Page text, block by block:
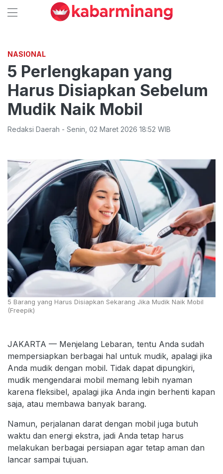
NASIONAL
5 Perlengkapan yang
Harus Disiapkan Sebelum
Mudik Naik Mobil
Redaksi Daerah - Senin 02 Maret 2026 18:52 WIB
5 Barang yang Harus Disiapkan Sekarang Jika Mudik Naik Mobil
(Freepik)
JAKARTA — Menjelang Lebaran, tentu Anda sudah
mempersiapkan berbagai hal untuk mudik, apalagi jika
Anda mudik dengan mobil. Tidak dapat dipungkiri,
mudik mengendarai mobil memang lebih nyaman
karena fleksibel, apalagi jika Anda ingin berhenti kapan
saja, atau membawa banyak barang.
Namun, perjalanan darat dengan mobil juga butuh
waktu dan energi ekstra, jadi Anda tetap harus
melakukan berbagai persiapan agar tetap aman dan
lancar sampai tujuan.